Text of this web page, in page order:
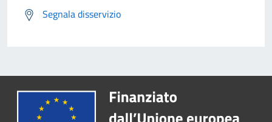
Segnala disservizio